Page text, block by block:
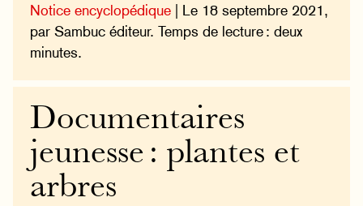
Notice encyclopédique | Le 18 septembre 2021,
par Sambuc éditeur. Temps de lecture : deux
minutes.
Documentaires
jeunesse : plantes et
arbres